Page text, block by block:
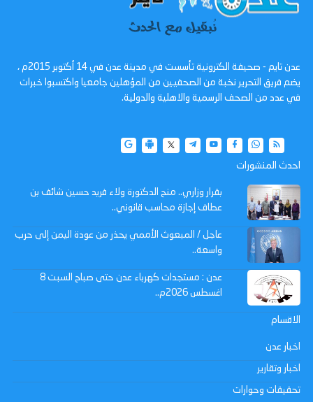
عدن تايم - صحيفة الكترونية تأسست في مدينة عدن في 14 أكتوبر 2015م ،
يضم فريق التحرير نخبة من الصحفيين من المؤهلين جامعيا واكتسبوا خبرات
في عدد من الصحف الرسمية والاهلية والدولية.
احدث المنشورات
بقرار وزاري.. منح الدكتورة ولاء فريد حسين شائف بن
عطاف إجازة محاسب قانوني..
عاجل / المبعوث الأممي يحذر من عودة اليمن إلى حرب
واسعة..
عدن : مستجدات كهرباء عدن حتى صباح السبت 8
اغسطس 2026م..
الاقسام
اخبار عدن
اخبار وتقارير
تحقيقات وحوارات